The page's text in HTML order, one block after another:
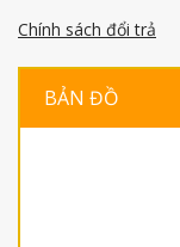
Chính sách đổi trả
BẢN ĐỒ